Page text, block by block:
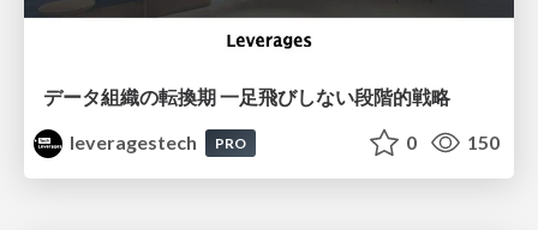
データ組織の転換期 一足飛びしない段階的戦略
leveragestech
PRO 0 150